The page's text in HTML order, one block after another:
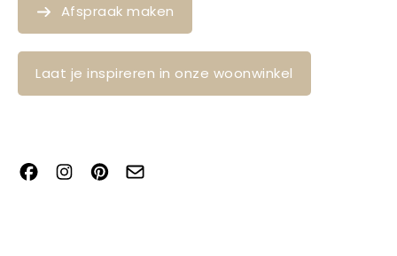
Afspraak maken
Laat je inspireren in onze woonwinkel